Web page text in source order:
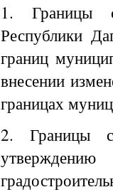
1. Границы
Республики
границ
внесении
границах
2. Границы